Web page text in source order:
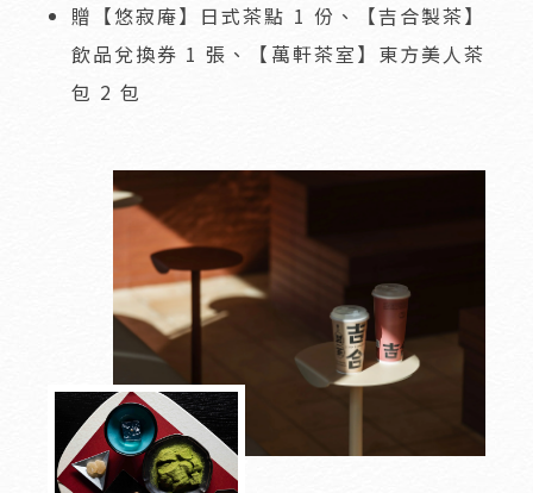
贈【悠寂庵】日式茶點 1 份、【吉合製茶】
飲品兌換券 1 張、【萬軒茶室】東方美人茶
包 2 包